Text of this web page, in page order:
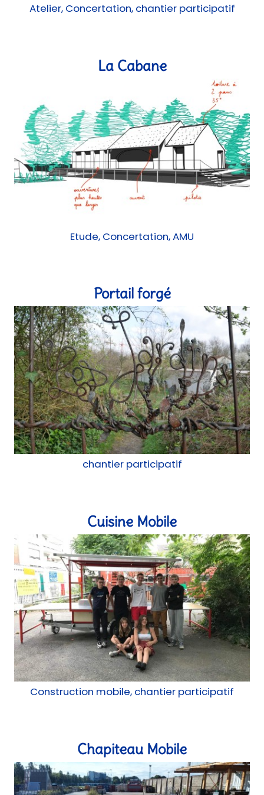
Etude, Concertation, AMU
Portail forgé
chantier participatif
Cuisine Mobile
Construction mobile, chantier participatif
Chapiteau Mobile
Construction mobile